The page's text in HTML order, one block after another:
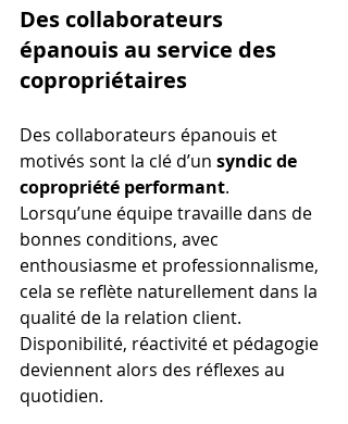
Des collaborateurs
épanouis au service des
copropriétaires
Des collaborateurs épanouis et
motivés sont la clé d’un syndic de
copropriété performant.
Lorsqu’une équipe travaille dans de
bonnes conditions, avec
enthousiasme et professionnalisme,
cela se reflète naturellement dans la
qualité de la relation client.
Disponibilité, réactivité et pédagogie
deviennent alors des réflexes au
quotidien.